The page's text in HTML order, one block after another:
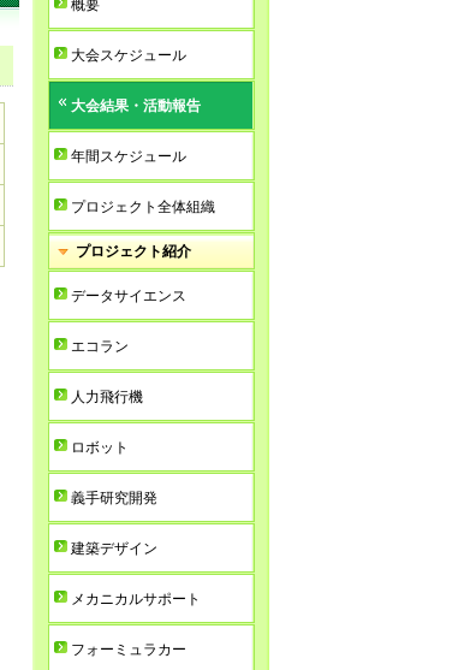
概要
大会スケジュール
大会結果・活動報告
年間スケジュール
プロジェクト全体組織
プロジェクト紹介
データサイエンス
エコラン
人力飛行機
ロボット
義手研究開発
建築デザイン
メカニカルサポート
フォーミュラカー